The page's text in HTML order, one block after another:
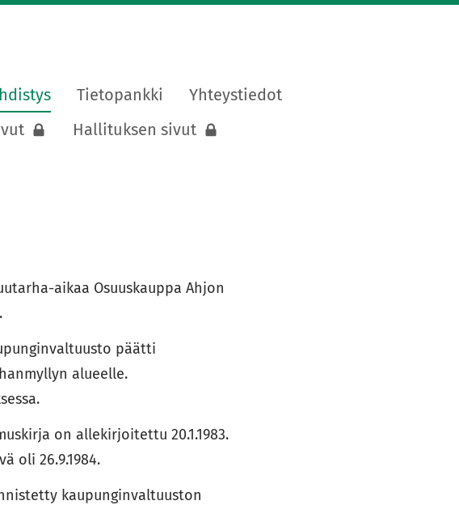
Tietopankki
Yhteystiedot
Hallituksen sivut
aikaa Osuuskauppa Ahjon
päätti
alueelle.
on allekirjoitettu 20.1.1983.
oli 26.9.1984.
kaupunginvaltuuston